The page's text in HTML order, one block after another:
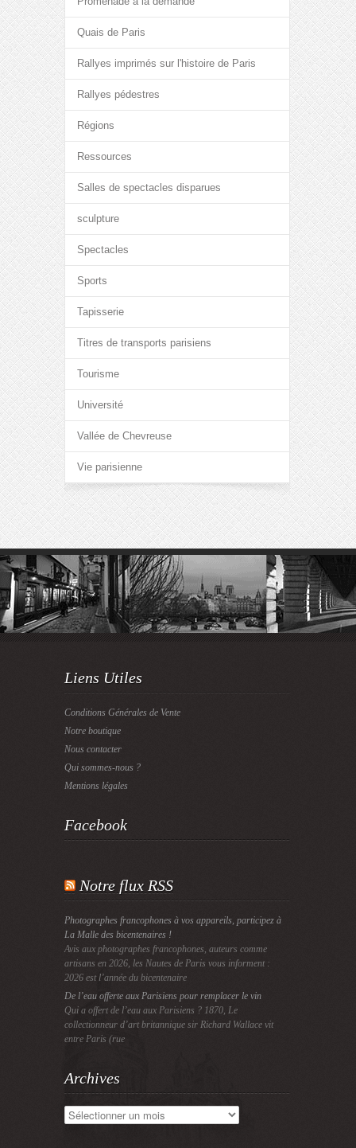
Quais de Paris
Rallyes imprimés sur l'histoire de Paris
Rallyes pédestres
Régions
Ressources
Salles de spectacles disparues
sculpture
Spectacles
Sports
Tapisserie
Titres de transports parisiens
Tourisme
Université
Vallée de Chevreuse
Vie parisienne
Liens Utiles
Conditions Générales de Vente
Notre boutique
Nous contacter
Qui sommes-nous ?
Mentions légales
Facebook
Notre flux RSS
Photographes francophones à vos appareils, participez à
La Malle des bicentenaires !
Avis aux photographes francophones, auteurs comme
artisans en 2026, les Nautes de Paris vous informent :
2026 est l’année du bicentenaire
De l’eau offerte aux Parisiens pour remplacer le vin
Qui a offert de l’eau aux Parisiens ? 1870, Le
collectionneur d’art britannique sir Richard Wallace vit
entre Paris (rue
Archives
Archives